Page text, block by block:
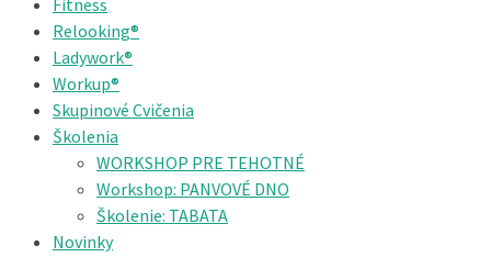
Relooking®
Ladywork®
Workup®
Skupinové Cvičenia
Školenia
WORKSHOP PRE TEHOTNÉ
Workshop: PANVOVÉ DNO
Školenie: TABATA
Novinky